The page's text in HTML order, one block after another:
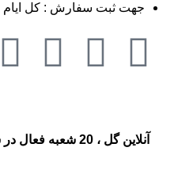
جهت ثبت سفارش : کل ایام هفته از 8
آنلاین گل ، 20